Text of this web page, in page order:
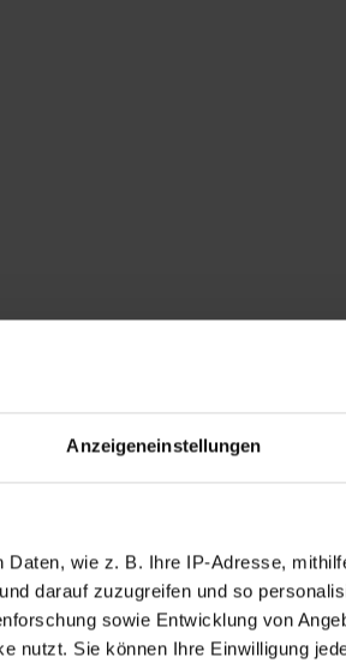
Anzeigeneinstellungen
Daten, wie z. B. Ihre IP-Adresse,
darauf zuzugreifen und so
sowie Entwicklung von
nutzt. Sie können Ihre Einwilligung